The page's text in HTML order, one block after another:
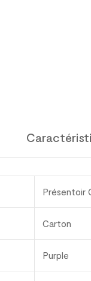
Présentoir
Carton
Purple